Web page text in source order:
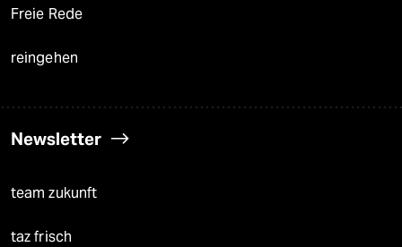
Freie Rede
reingehen
Newsletter
team zukunft
taz frisch